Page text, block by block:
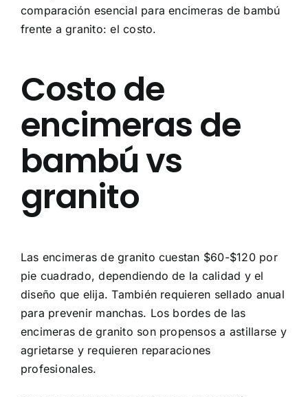
comparación esencial para encimeras de bambú
frente a granito: el costo.
Costo de
encimeras de
bambú vs
granito
Las encimeras de granito cuestan $60-$120 por
pie cuadrado, dependiendo de la calidad y el
diseño que elija. También requieren sellado anual
para prevenir manchas. Los bordes de las
encimeras de granito son propensos a astillarse y
agrietarse y requieren reparaciones
profesionales.